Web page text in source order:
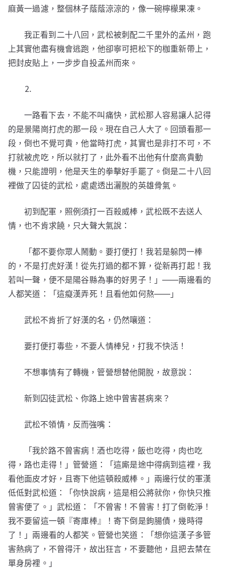
麻黃一過濾，整個林子蔭蔭涼涼的，像一碗檸檬果凍。
我正看到二十八回，武松被刺配二千里外的孟州，跑
上其實他盡有機會逃跑，他卻寧可把松下的枷重新帶上，
把封皮貼上，一步步自投孟州而來。
⒉
一路看下去，不能不叫痛快，武松那人容易讓人記得
的是景陽崗打虎的那一段。現在自己人大了。回頭看那一
段，倒也不覺可貴，他當時打虎，其實也是非打不可，不
打就被虎吃，所以就打了，此外看不出他有什麼高貴動
機，只能證明，他是天生的拳擊好手罷了。倒是二十八回
裡做了囚徒的武松，處處透出灑脫的英雄骨氣。
初到配軍，照例須打一百殺威棒，武松既不去送人
情，也不肯求饒，只大聲大氣說：
「都不要你眾人鬧動。要打便打！我若是躲閃一棒
的，不是打虎好漢！從先打過的都不算，從新再打起！我
若叫一聲，便不是陽谷縣為事的好男子！」——兩邊看的
人都笑道：「這癡漢弄死！且看他如何熬——」
武松不肯折了好漢的名，仍然嚷道：
要打便打毒些，不要人情棒兒，打我不快活！
不想事情有了轉機，管營想替他開脫，故意說：
新到囚徒武松、你路上途中曾害甚病來？
武松不領情，反而強嘴：
「我於路不曾害病！酒也吃得，飯也吃得，肉也吃
得，路也走得！」管營道：「這廝是途中得病到這裡，我
看他面皮才好，且寄下他這頓殺威棒。」兩邊行仗的軍漢
低低對武松道：「你快說病，這是相公將就你，你快只推
曾害便了。」武松道：「不曾害！不曾害！打了倒乾淨！
我不要留這一頓『寄庫棒』！寄下倒是鉤腸債，幾時得
了！」兩邊看的人都笑。管營也笑道：「想你這漢子多管
害熱病了，不曾得汗，故出狂言，不要聽他，且把去禁在
單身房裡。」